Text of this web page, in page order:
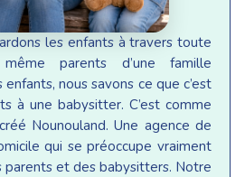
les enfants à travers toute
parents d’une famille
nous savons ce que c’est
à une babysitter. C’est comme
Nounouland. Une agence de
qui se préoccupe vraiment
parents et des babysitters. Notre